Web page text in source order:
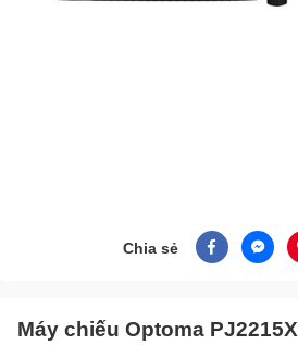
Chia sẻ
Máy chiếu Optoma PJ2215X